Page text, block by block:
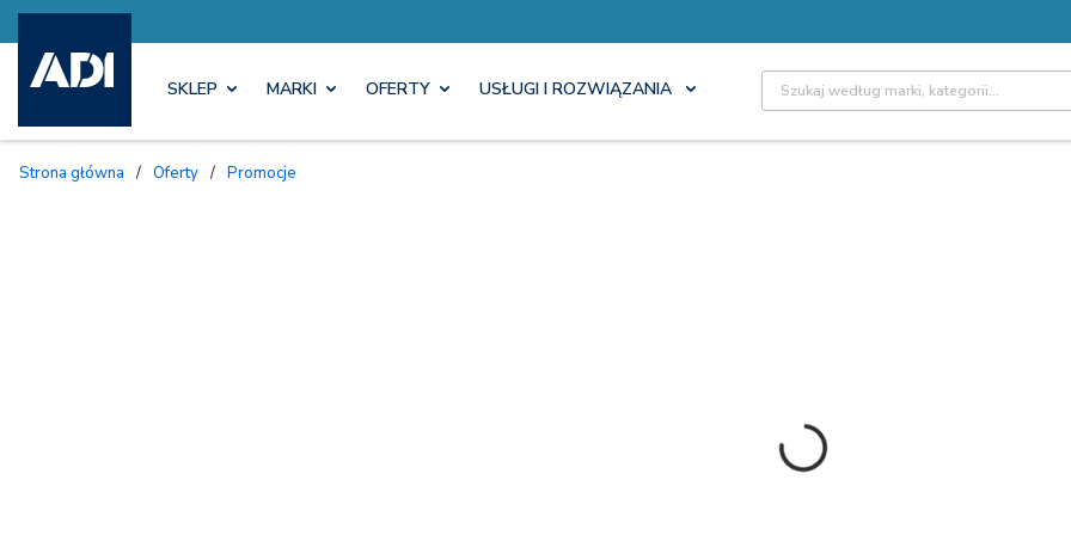
SKLEP MARKI OFERTY USŁUGI I ROZWIĄZANIA Site Search
Strona główna / Oferty / Promocje